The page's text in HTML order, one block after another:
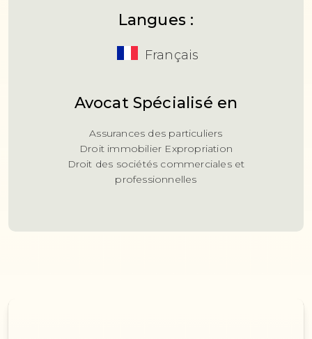
Langues :
Français
Avocat Spécialisé en
Assurances des particuliers
Droit immobilier Expropriation
Droit des sociétés commerciales et
professionnelles